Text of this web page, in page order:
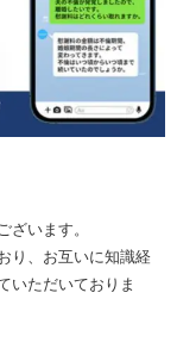
ざいます。
り、お互いに知識経
いただいておりま